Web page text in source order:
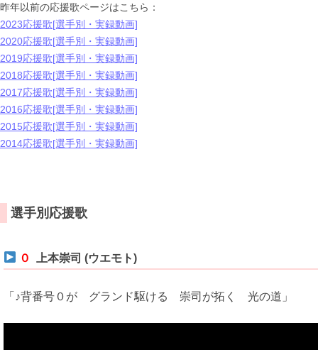
昨年以前の応援歌ページはこちら：
2023応援歌[選手別・実録動画]
2020応援歌[選手別・実録動画]
2019応援歌[選手別・実録動画]
2018応援歌[選手別・実録動画]
2017応援歌[選手別・実録動画]
2016応援歌[選手別・実録動画]
2015応援歌[選手別・実録動画]
2014応援歌[選手別・実録動画]
選手別応援歌
０ 上本崇司 (ウエモト)
「♪背番号０が グランド駆ける 崇司が拓く 光の道」